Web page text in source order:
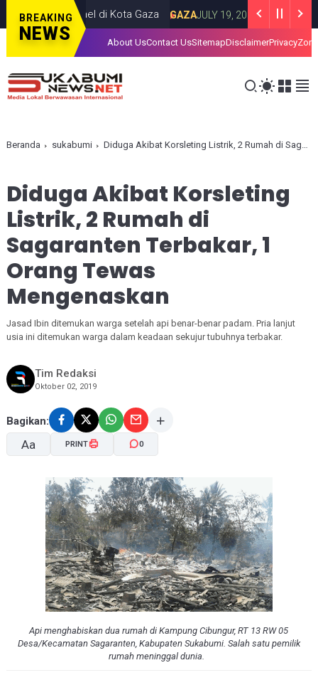
BREAKING
NEWS
Israel di Kota Gaza GAZA JULY 19, 2026 Iran
About UsContact UsSitemapDisclaimerPrivacy
Beranda sukabumi Diduga Akibat Korsleting Listrik, 2 Rumah di Sagaranten Terbakar, 1 Orang Tewas Mengenaskan
Diduga Akibat Korsleting
Listrik, 2 Rumah di
Sagaranten Terbakar, 1
Orang Tewas
Mengenaskan
Jasad Ibin ditemukan warga setelah api benar-benar padam. Pria lanjut
usia ini ditemukan warga dalam keadaan sekujur tubuhnya terbakar.
Tim Redaksi
Oktober 02, 2019
Bagikan:
Aa
A- A+
PRINT 0
Api menghabiskan dua rumah di Kampung Cibungur, RT 13 RW 05
Desa/Kecamatan Sagaranten, Kabupaten Sukabumi. Salah satu pemilik
rumah meninggal dunia.